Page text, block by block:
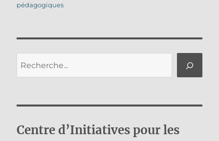
le
pédagogiques
Centre d’Initiatives pour les